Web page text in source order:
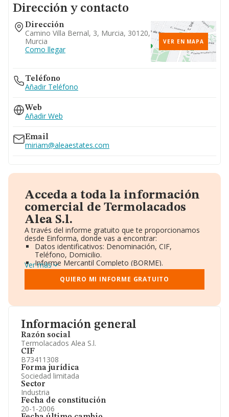
Información general
Razón social
Termolacados Alea S.l.
CIF
B73411308
Forma jurídica
Sociedad limitada
Sector
Industria
Fecha de constitución
20-1-2006
Dirección y contacto
Dirección
Camino Villa Bernal, 3, Murcia, 30120,
Murcia
Como llegar
VER EN MAPA
Teléfono
Añadir Teléfono
Web
Añadir Web
Email
miriam@aleaestates.com
Acceda a toda la información
comercial de Termolacados
Alea S.l.
A través del informe gratuito que te proporcionamos
desde Einforma, donde vas a encontrar:
Datos identificativos: Denominación, CIF,
Teléfono, Domicilio.
Informe Mercantil Completo (BORME).
Gráficos de Evolución Ventas y Empleados.
Consejo de Administración y Administradores.
Directivos y Ejecutivos.
Información oficial y registral complementaria.
Ver más
QUIERO MI INFORME GRATUITO